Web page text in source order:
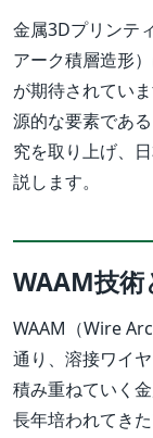
金属3Dプリンテ
アーク積層造形
が期待されてい
源的な要素であ
究を取り上げ、
説します。
WAAM技術
WAAM（Wire
通り、溶接ワイ
積み重ねていく
長年培われてき